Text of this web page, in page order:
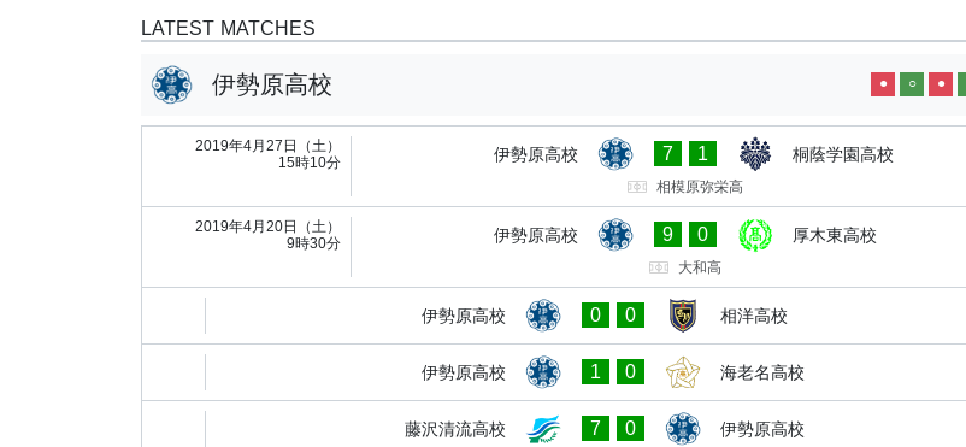
LATEST MATCHES
伊勢原高校 ● ○ ●
2019年4月27日（土）
15時10分
伊勢原高校 7 1 桐蔭学園高校
相模原弥栄高
2019年4月20日（土）
9時30分
伊勢原高校 9 0 厚木東高校
大和高
伊勢原高校 0 0 相洋高校
伊勢原高校 1 0 海老名高校
藤沢清流高校 7 0 伊勢原高校